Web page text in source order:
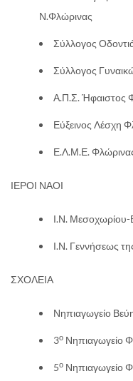
Ν.Φλώρινας
Σύλλογος
Σύλλογος
Α.Π.Σ. Ήφαιστος
Εύξεινος Λέσχη
Ε.Λ.Μ.Ε.
ΙΕΡΟΙ ΝΑΟΙ
Ι.Ν. Μεσοχωρίου-
Ι.Ν. Γεννήσεως
ΣΧΟΛΕΙΑ
Νηπιαγωγείο
3ο Νηπιαγωγείο
5ο Νηπιαγωγείο